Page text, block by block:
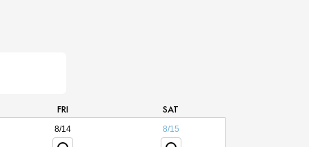
FRI SAT
8/14 8/15